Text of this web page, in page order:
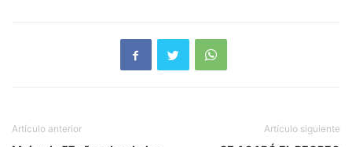
Artículo anterior Artículo siguiente